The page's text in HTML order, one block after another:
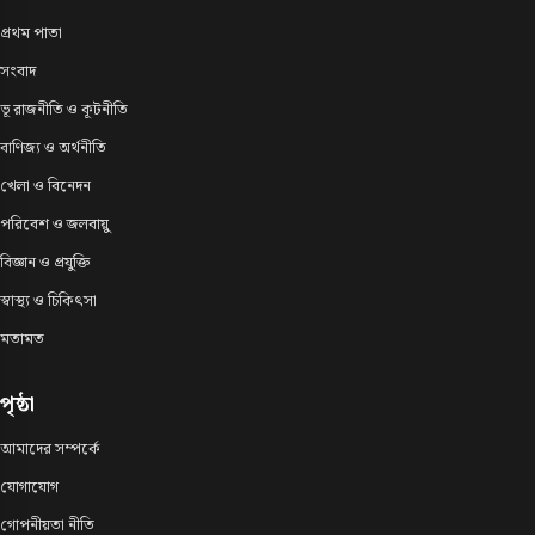
প্রথম পাতা
সংবাদ
ভূ রাজনীতি ও কূটনীতি
বাণিজ্য ও অর্থনীতি
খেলা ও বিনেদন
পরিবেশ ও জলবায়ু
বিজ্ঞান ও প্রযুক্তি
স্বাস্থ্য ও চিকিৎসা
মতামত
পৃষ্ঠা
আমাদের সম্পর্কে
যোগাযোগ
গোপনীয়তা নীতি